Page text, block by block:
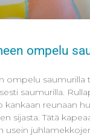
ompelu
ompelu saumurilla
saumurilla.
kankaan reunaan
sijasta. Tätä
usein